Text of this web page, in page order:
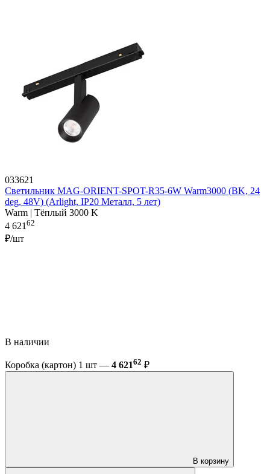
033621
Светильник MAG-ORIENT-SPOT-R35-6W Warm3000 (BK, 24
deg, 48V) (Arlight, IP20 Металл, 5 лет)
Warm | Тёплый 3000 K
4 621 62
₽/шт
В наличии
Коробка (картон) 1 шт — 4 62162 ₽
В корзину